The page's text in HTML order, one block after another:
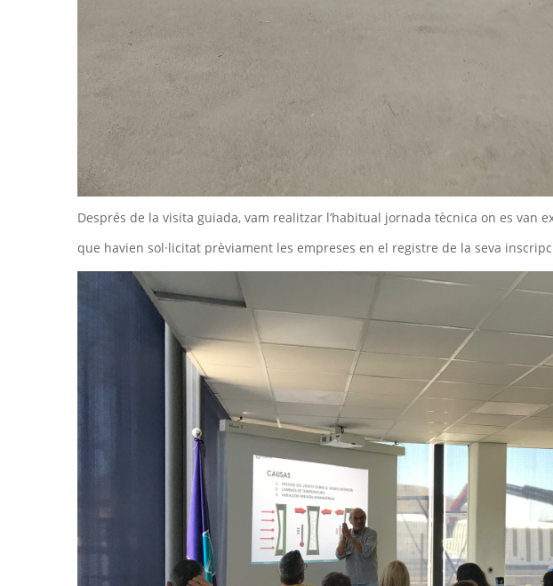
Després de la visita guiada, vam realitzar l’habitual jornada tècnica on es van
que havien sol·licitat prèviament les empreses en el registre de la seva